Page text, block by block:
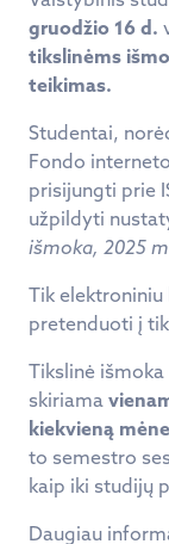
gruodžio 16 d.
tikslinėms
teikimas.
Studentai,
Fondo
prisijungti prie
užpildyti
išmoka, 2025
Tik
pretenduoti į
Tikslinė išmoka
skiriama
kiekvieną
to semestro
kaip iki studijų
Daugiau